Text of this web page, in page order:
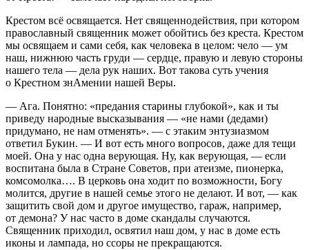
Крестом всё освящается. Нет священнодействия, при котором
православный священник может обойтись без креста. Крестом
мы освящаем и сами себя, как человека в целом: чело — ум
наш, нижнюю часть груди — сердце, правую и левую стороны
нашего тела — дела рук наших. Вот такова суть учения
о Крестном знАмении нашей Веры.
— Ага. Понятно: «предания старины глубокой», как и ты
приведу народные высказывания — «не нами (дедами)
придумано, не нам отменять». — с этаким энтузиазмом
ответил Букин. — И вот есть много вопросов, даже для тещи
моей. Она у нас одна верующая. Ну, как верующая, — если
воспитана была в Стране Советов, при атеизме, пионерка,
комсомолка…. В церковь она ходит по возможности, Богу
молится, другие в нашей семье этого не делают. И вот, — как
защитить свой дом и другое имущество, гараж, например,
от демона? У нас часто в доме скандалы случаются.
Священник приходил, освятил наш дом, у нас в доме есть
иконы и лампада, но ссоры не прекращаются.